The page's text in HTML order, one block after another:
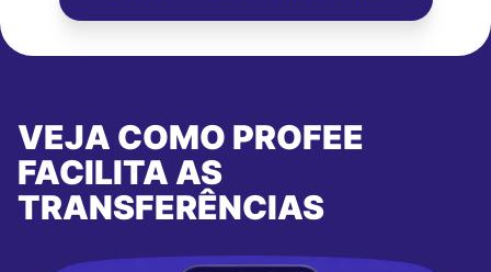
VEJA COMO PROFEE
FACILITA AS
TRANSFERÊNCIAS